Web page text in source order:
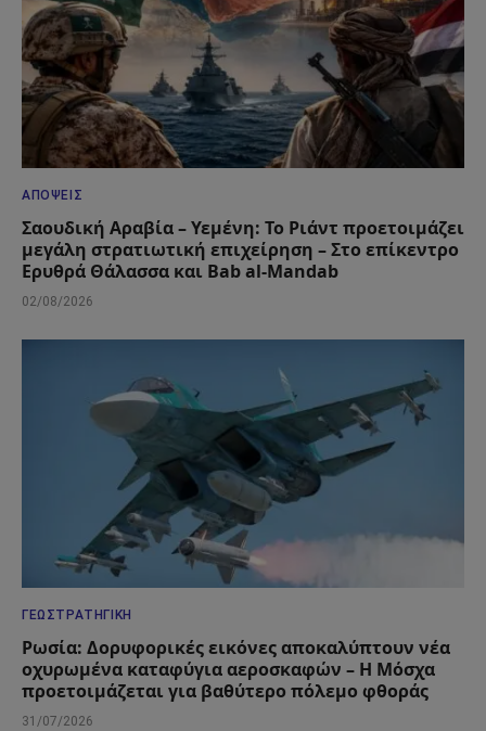
ΑΠΌΨΕΙΣ
Σαουδική Αραβία – Υεμένη: Το Ριάντ προετοιμάζει
μεγάλη στρατιωτική επιχείρηση – Στο επίκεντρο
Ερυθρά Θάλασσα και Bab al-Mandab
02/08/2026
ΓΕΩΣΤΡΑΤΗΓΙΚΉ
Ρωσία: Δορυφορικές εικόνες αποκαλύπτουν νέα
οχυρωμένα καταφύγια αεροσκαφών – Η Μόσχα
προετοιμάζεται για βαθύτερο πόλεμο φθοράς
31/07/2026